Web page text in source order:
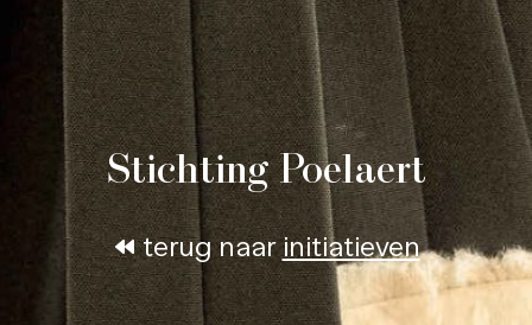
Stichting Poelaert
terug naarinitiatieven